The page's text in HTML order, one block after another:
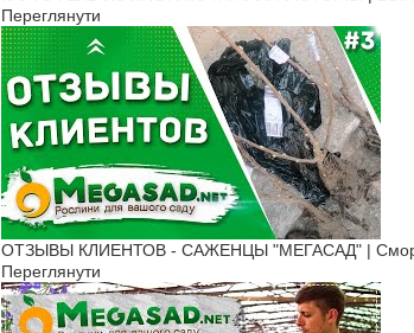
Переглянути
ОТЗЫВЫ КЛИЕНТОВ - САЖЕНЦЫ "МЕГАСАД" |
Переглянути